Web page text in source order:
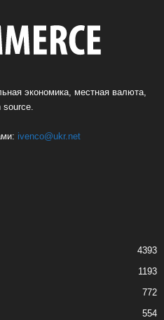
экономика, местная валюта,
source.
ivenco@ukr.net
4393
1193
772
554